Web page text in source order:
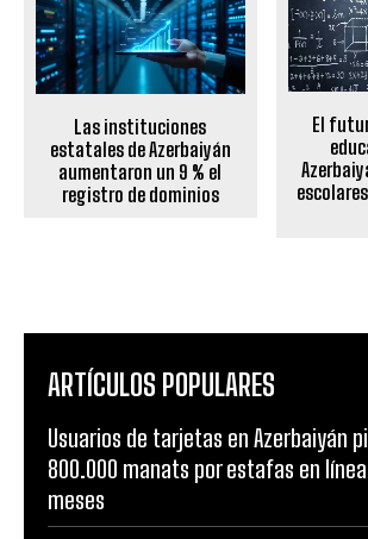
Las instituciones
estatales de Azerbaiyán
aumentaron un 9 % el
registro de dominios
El
ARTÍCULOS POPULARES
Usuarios de tarjetas en Azerbaiyán
800.000 manats por estafas en
meses